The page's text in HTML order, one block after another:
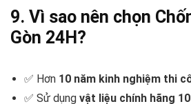
9. Vì sao nên chọn
Gòn 24H?
✅ Hơn 10 năm kinh nghiệm thi
✅ Sử dụng vật liệu chính hãng